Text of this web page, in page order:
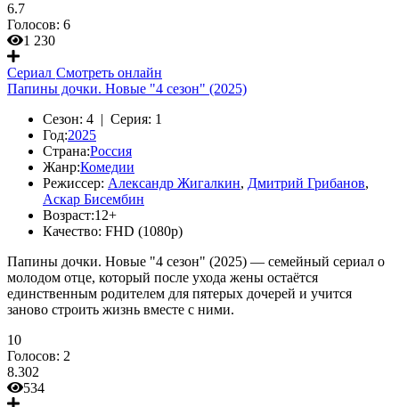
6.7
Голосов: 6
1 230
Сериал Смотреть онлайн
Папины дочки. Новые "4 сезон" (2025)
Сезон: 4 | Серия: 1
Год:2025
Страна:Россия
Жанр:Комедии
Режиссер: Александр Жигалкин, Дмитрий Грибанов,
Аскар Бисембин
Возраст:12+
Качество: FHD (1080p)
Папины дочки. Новые "4 сезон" (2025) — семейный сериал о
молодом отце, который после ухода жены остаётся
единственным родителем для пятерых дочерей и учится
заново строить жизнь вместе с ними.
10
Голосов: 2
8.302
534